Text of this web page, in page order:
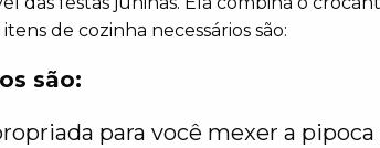
de cozinha necessários são:
são:
para você mexer a